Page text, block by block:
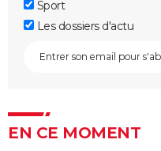
Sport
Les dossiers d'actu
EN CE MOMENT